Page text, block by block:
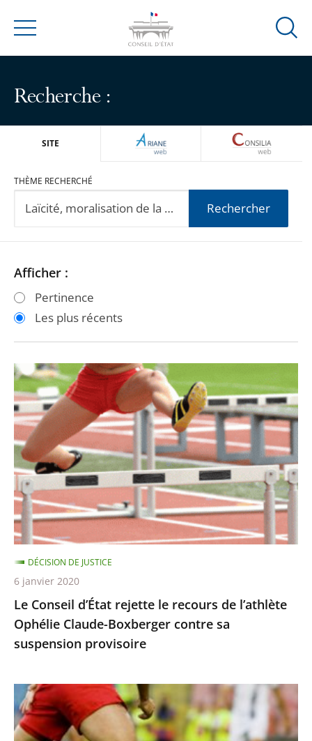
Menu
Ouvrir
Recherche :
SITE ARIANEWEB
THÈME RECHERCHÉ
Rechercher
Passer
les
filtres
après
Passer
les
filtres
avant
Afficher :
Pertinence
Les plus récents
Le
Conseil
d’État
rejette
le
recours
de
l’athlète
Ophélie
Claude-
Boxberger
contre
sa
suspension
provisoire
Le Conseil d’État rejette le recours de l’athlète
Ophélie Claude-Boxberger contre sa
suspension provisoire
DÉCISION DE JUSTICE
6 janvier 2020
BFM
TV
n’était